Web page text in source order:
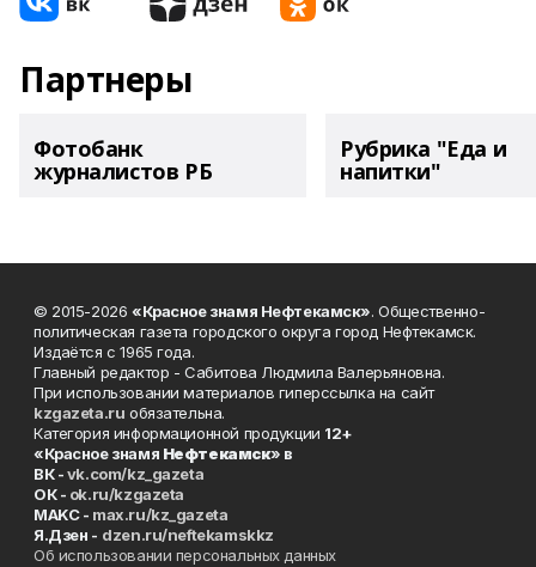
Партнеры
Фотобанк
журналистов РБ
Рубрика "Еда и
напитки"
© 2015-2026 «Красное знамя Нефтекамск». Общественно-
политическая газета городского округа город Нефтекамск.
Издаётся с 1965 года.
Главный редактор - Сабитова Людмила Валерьяновна.
При использовании материалов гиперссылка на сайт
kzgazeta.ru обязательна.
Категория информационной продукции 12+
«Красное знамя Нефтекамск» в
ВК -vk.com/kz_gazeta
ОК - ok.ru/kzgazeta
MAKC - max.ru/kz_gazeta
Я.Дзен - dzen.ru/neftekamskkz
Об использовании персональных данных